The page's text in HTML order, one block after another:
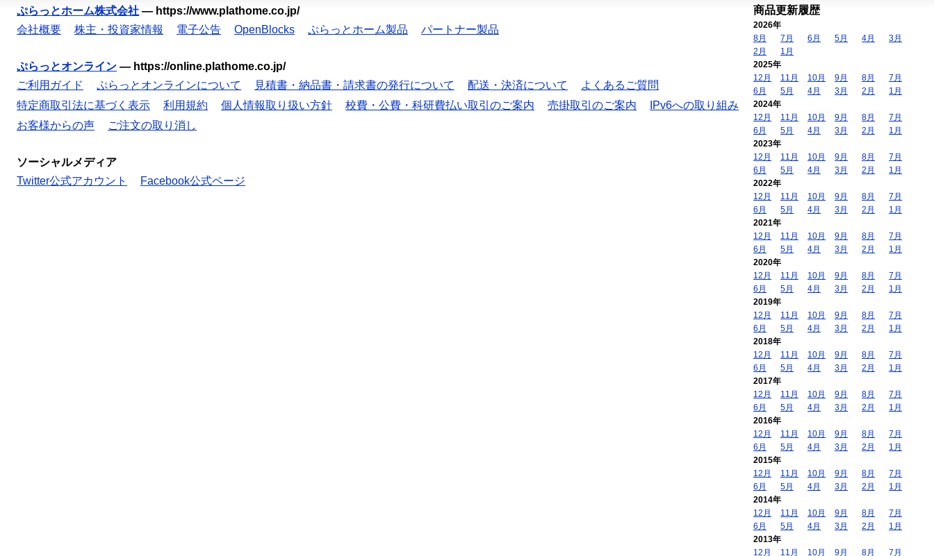
ぷらっとホーム株式会社 — https://www.plathome.co.jp/
会社概要
株主・投資家情報 電子公告 OpenBlocks ぷらっとホーム製品 パートナー製品
ぷらっとオンライン — https://online.plathome.co.jp/
ご利用ガイド
ぷらっとオンラインについて 見積書・納品書・請求書の発行について 配送・決済について
よくあるご質問
特定商取引法に基づく表示
利用規約 個人情報取り扱い方針 校費・公費・科研費払い取引のご案内 売掛取引のご案内
IPv6への取り組み
お客様からの声
ご注文の取り消し
ソーシャルメディア
Twitter公式アカウント
Facebook公式ページ
商品更新履歴
2026年
8月
7月 6月 5月 4月
3月
2月
1月
2025年
12月
11月 10月 9月 8月
7月
6月
5月 4月 3月 2月
1月
2024年
12月
11月 10月 9月 8月
7月
6月
5月 4月 3月 2月
1月
2023年
12月
11月 10月 9月 8月
7月
6月
5月 4月 3月 2月
1月
2022年
12月
11月 10月 9月 8月
7月
6月
5月 4月 3月 2月
1月
2021年
12月
11月 10月 9月 8月
7月
6月
5月 4月 3月 2月
1月
2020年
12月
11月 10月 9月 8月
7月
6月
5月 4月 3月 2月
1月
2019年
12月
11月 10月 9月 8月
7月
6月
5月 4月 3月 2月
1月
2018年
12月
11月 10月 9月 8月
7月
6月
5月 4月 3月 2月
1月
2017年
12月
11月 10月 9月 8月
7月
6月
5月 4月 3月 2月
1月
2016年
12月
11月 10月 9月 8月
7月
6月
5月 4月 3月 2月
1月
2015年
12月
11月 10月 9月 8月
7月
6月
5月 4月 3月 2月
1月
2014年
12月
11月 10月 9月 8月
7月
6月
5月 4月 3月 2月
1月
2013年
12月
11月 10月 9月 8月 7月